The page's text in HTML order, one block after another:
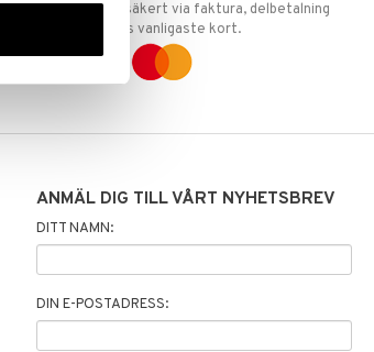
Handla tryggt & säkert via faktura, delbetalning
eller marknadens vanligaste kort.
ANMÄL DIG TILL VÅRT NYHETSBREV
DITT NAMN:
DIN E-POSTADRESS: